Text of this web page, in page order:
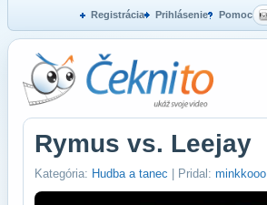
Registrácia Prihlásenie Pomoc
Rymus vs. Leejay
Kategória: Hudba a tanec | Pridal: minkkooo